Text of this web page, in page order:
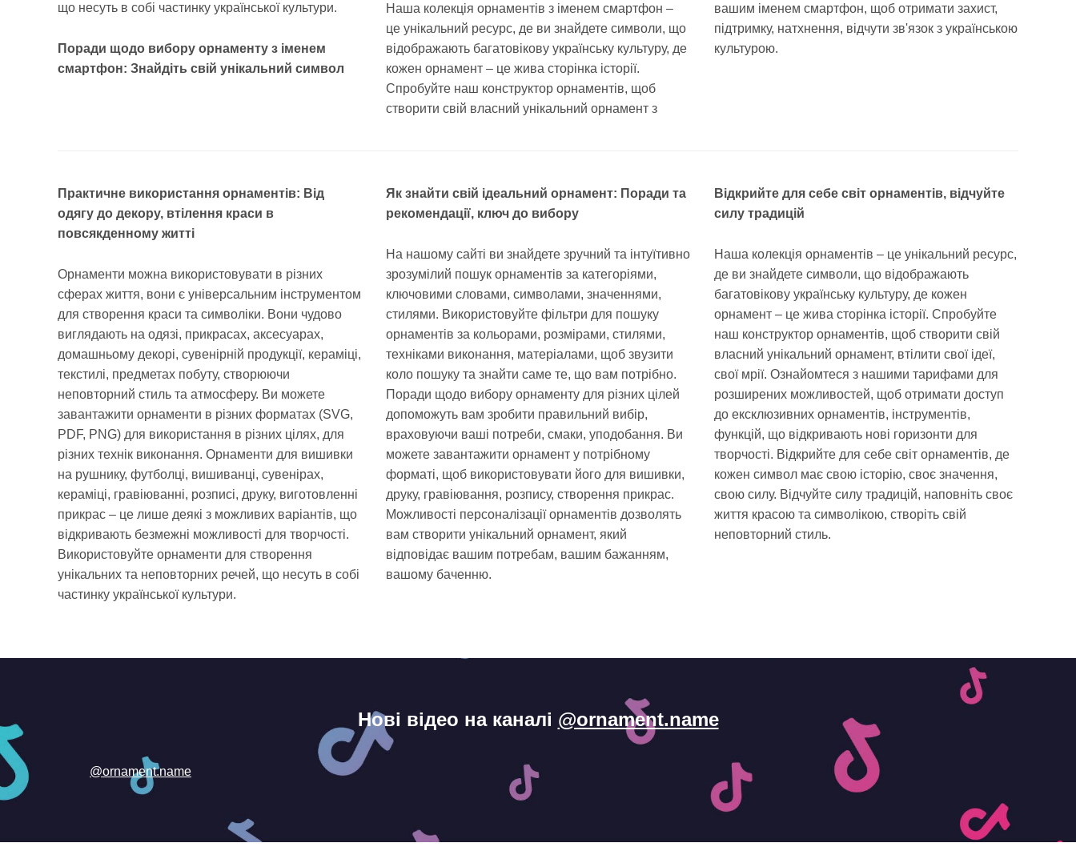
що несуть в собі частинку української культури.
Поради щодо вибору орнаменту з іменем
смартфон: Знайдіть свій унікальний символ
Наша колекція орнаментів з іменем смартфон –
це унікальний ресурс, де ви знайдете символи, що
відображають багатовікову українську культуру, де
кожен орнамент – це жива сторінка історії.
Спробуйте наш конструктор орнаментів, щоб
створити свій власний унікальний орнамент з
вашим іменем смартфон, щоб отримати захист,
підтримку, натхнення, відчути зв'язок з українською
культурою.
Практичне використання орнаментів: Від
одягу до декору, втілення краси в
повсякденному житті
Орнаменти можна використовувати в різних
сферах життя, вони є універсальним інструментом
для створення краси та символіки. Вони чудово
виглядають на одязі, прикрасах, аксесуарах,
домашньому декорі, сувенірній продукції, кераміці,
текстилі, предметах побуту, створюючи
неповторний стиль та атмосферу. Ви можете
завантажити орнаменти в різних форматах (SVG,
PDF, PNG) для використання в різних цілях, для
різних технік виконання. Орнаменти для вишивки
на рушнику, футболці, вишиванці, сувенірах,
кераміці, гравіюванні, розписі, друку, виготовленні
прикрас – це лише деякі з можливих варіантів, що
відкривають безмежні можливості для творчості.
Використовуйте орнаменти для створення
унікальних та неповторних речей, що несуть в собі
частинку української культури.
Як знайти свій ідеальний орнамент: Поради та
рекомендації, ключ до вибору
На нашому сайті ви знайдете зручний та інтуїтивно
зрозумілий пошук орнаментів за категоріями,
ключовими словами, символами, значеннями,
стилями. Використовуйте фільтри для пошуку
орнаментів за кольорами, розмірами, стилями,
техніками виконання, матеріалами, щоб звузити
коло пошуку та знайти саме те, що вам потрібно.
Поради щодо вибору орнаменту для різних цілей
допоможуть вам зробити правильний вибір,
враховуючи ваші потреби, смаки, уподобання. Ви
можете завантажити орнамент у потрібному
форматі, щоб використовувати його для вишивки,
друку, гравіювання, розпису, створення прикрас.
Можливості персоналізації орнаментів дозволять
вам створити унікальний орнамент, який
відповідає вашим потребам, вашим бажанням,
вашому баченню.
Відкрийте для себе світ орнаментів, відчуйте
силу традицій
Наша колекція орнаментів – це унікальний ресурс,
де ви знайдете символи, що відображають
багатовікову українську культуру, де кожен
орнамент – це жива сторінка історії. Спробуйте
наш конструктор орнаментів, щоб створити свій
власний унікальний орнамент, втілити свої ідеї,
свої мрії. Ознайомтеся з нашими тарифами для
розширених можливостей, щоб отримати доступ
до ексклюзивних орнаментів, інструментів,
функцій, що відкривають нові горизонти для
творчості. Відкрийте для себе світ орнаментів, де
кожен символ має свою історію, своє значення,
свою силу. Відчуйте силу традицій, наповніть своє
життя красою та символікою, створіть свій
неповторний стиль.
Нові відео на каналі @ornament.name
@ornament.name